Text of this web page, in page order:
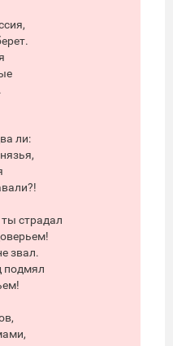
ли:
страдал
звал.
подмял